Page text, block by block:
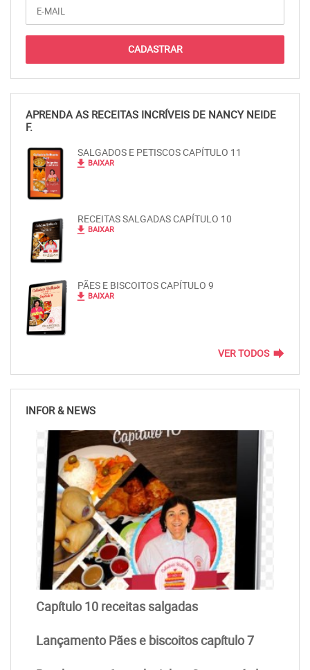
APRENDA AS RECEITAS INCRÍVEIS DE NANCY NEIDE
F.
SALGADOS E PETISCOS CAPÍTULO 11
file_download BAIXAR
RECEITAS SALGADAS CAPÍTULO 10
file_download BAIXAR
PÃES E BISCOITOS CAPÍTULO 9
file_download BAIXAR
VER TODOS forward
INFOR & NEWS
Capítulo 10 receitas salgadas
Lançamento Pães e biscoitos capítulo 7